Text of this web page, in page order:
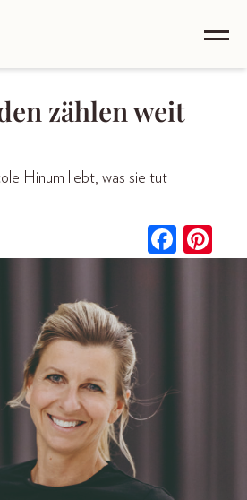
zählen weit
Hinum liebt, was sie tut